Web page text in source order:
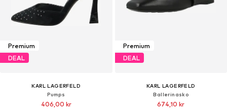
Premium
DEAL
KARL LAGERFELD
Pumps
406,00 kr
Premium
DEAL
KARL LAGERFELD
Ballerinasko
674,10 kr